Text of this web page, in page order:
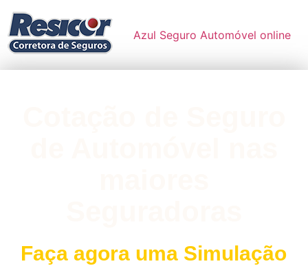
Azul Seguro Automóvel online
Faça agora uma Simulação